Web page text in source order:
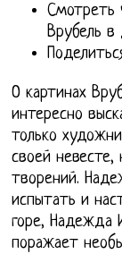
Смотреть
Врубель в
О картинах
интересно
только
своей
творений.
испытать и
горе, Надежда
поражает